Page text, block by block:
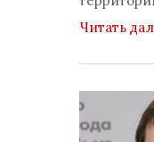
Читать